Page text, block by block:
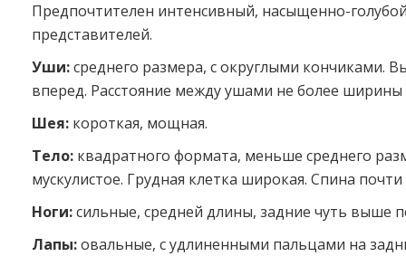
Предпочтителен интенсивный, насыщенно-
представителей.
Уши:среднего размера, с округлыми кончиками.
вперед. Расстояние между ушами не более ширины
Шея: короткая, мощная.
Тело: квадратного формата, меньше среднего
мускулистое. Грудная клетка широкая. Спина
Ноги:сильные, средней длины, задние чуть выше
Лапы:овальные, с удлиненными пальцами на